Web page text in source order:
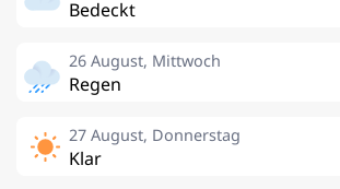
Bedeckt
26 August, Mittwoch
Regen
27 August, Donnerstag
Klar